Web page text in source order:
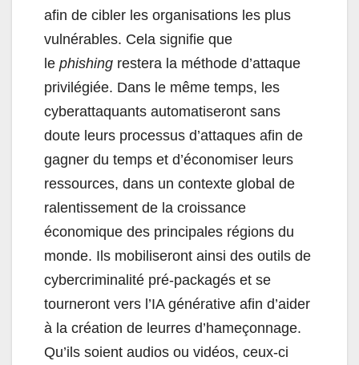
afin de cibler les organisations les plus
vulnérables. Cela signifie que
le phishing restera la méthode d’attaque
privilégiée. Dans le même temps, les
cyberattaquants automatiseront sans
doute leurs processus d’attaques afin de
gagner du temps et d’économiser leurs
ressources, dans un contexte global de
ralentissement de la croissance
économique des principales régions du
monde. Ils mobiliseront ainsi des outils de
cybercriminalité pré-packagés et se
tourneront vers l’IA générative afin d’aider
à la création de leurres d’hameçonnage.
Qu’ils soient audios ou vidéos, ceux-ci